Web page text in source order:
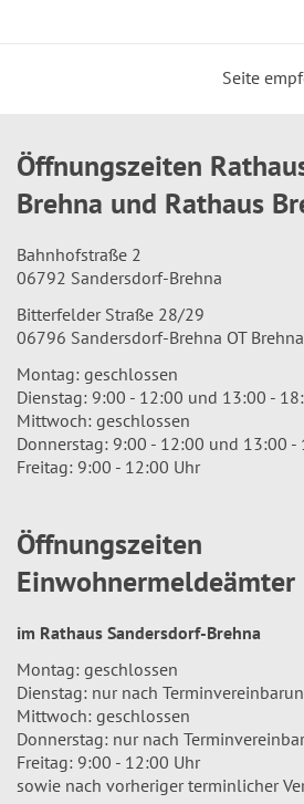
Seite
Öffnungszeiten
Brehna und Rathaus
Bahnhofstraße 2
06792 Sandersdorf-Brehna
Bitterfelder Straße 28/29
06796 Sandersdorf-Brehna OT Brehna
Montag: geschlossen
Dienstag: 9:00 - 12:00 und 13:00 -
Mittwoch: geschlossen
Donnerstag: 9:00 - 12:00 und 13:00 -
Freitag: 9:00 - 12:00 Uhr
Öffnungszeiten
Einwohnermeldeämter
im Rathaus Sandersdorf-Brehna
Montag: geschlossen
Dienstag: nur nach
Mittwoch: geschlossen
Donnerstag: nur nach
Freitag: 9:00 - 12:00 Uhr
sowie nach vorheriger terminlicher